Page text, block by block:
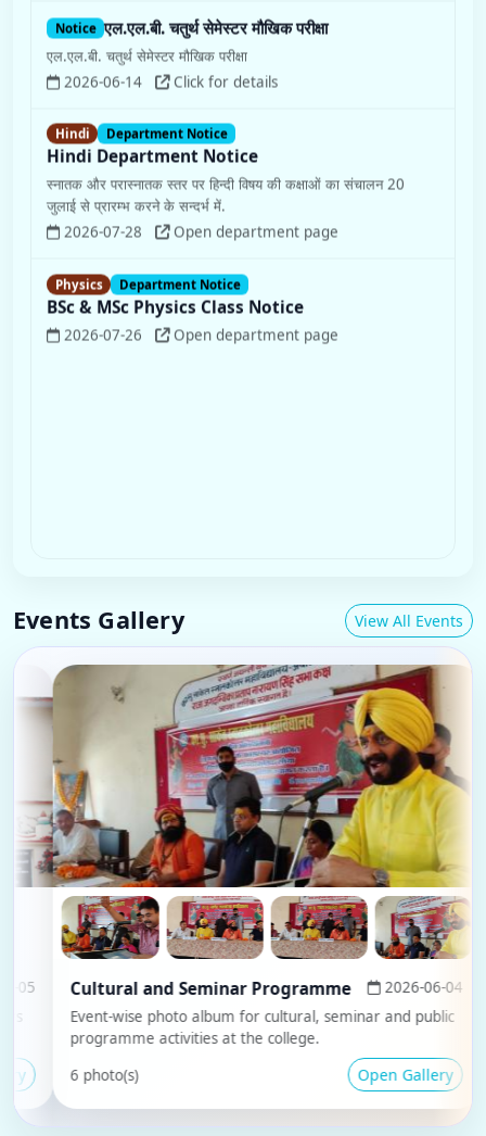
Notice एल.एल.बी. चतुर्थ सेमेस्टर मौखिक परीक्षा
एल.एल.बी. चतुर्थ सेमेस्टर मौखिक परीक्षा
2026-06-14
Click for details
Hindi Department Notice
Hindi Department Notice
स्नातक और परास्नातक स्तर पर हिन्दी विषय की कक्षाओं का संचालन 20
जुलाई से प्रारम्भ करने के सन्दर्भ में.
2026-07-28
Open department page
Physics Department Notice
BSc & MSc Physics Class Notice
2026-07-26 Open department page
Events Gallery View All Events
Cultural and Seminar Programme
2026-06-04
Event-wise photo album for cultural, seminar and public
programme activities at the college.
6 photo(s)
Open Gallery
3